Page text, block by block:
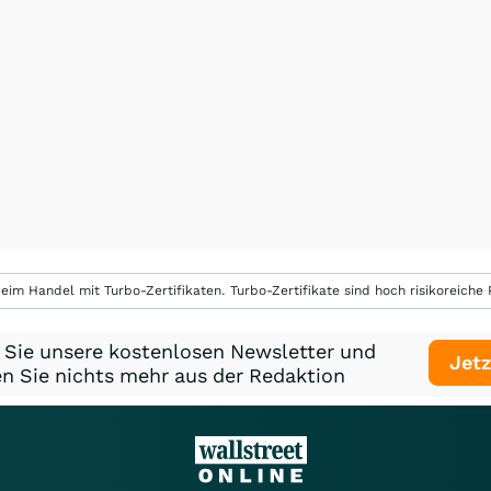
Handel mit Turbo-Zertifikaten. Turbo-Zertifikate sind hoch
unsere kostenlosen Newsletter und
Sie nichts mehr aus der Redaktion